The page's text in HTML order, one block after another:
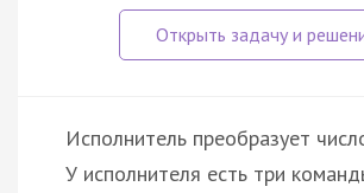
Исполнитель преобразует
У исполнителя есть три